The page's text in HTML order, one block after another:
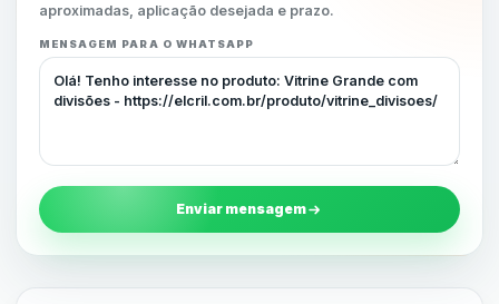
aproximadas, aplicação desejada e prazo.
MENSAGEM PARA O WHATSAPP
Enviar mensagem